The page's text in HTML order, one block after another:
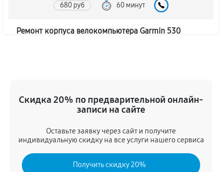
680 руб 60 минут
Ремонт корпуса велокомпьютера Garmin 530
Ремонт кнопки велокомпьютера Garmin 530
60 минут
Комплексная чистка велокомпьютера Garmin 530
400 руб 60 минут
Скидка 20% по предварительной онлайн-
записи на сайте
Оставьте заявку через сайт и получите
индивидуальную скидку на все услуги нашего сервиса
Получить скидку 20%